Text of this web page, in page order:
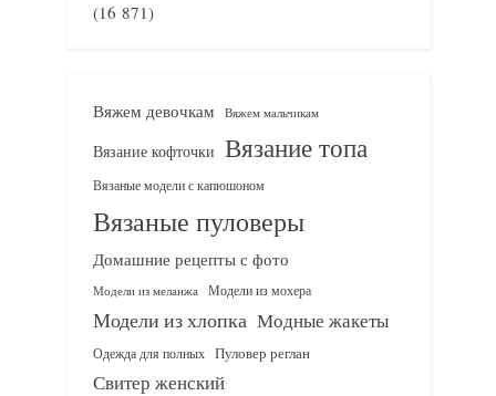
(16 871)
Вяжем девочкам Вяжем мальчикам
Вязание кофточки Вязание топа
Вязаные модели с капюшоном
Вязаные пуловеры
Домашние рецепты с фото
Модели из меланжа Модели из мохера
Модели из хлопка Модные жакеты
Одежда для полных Пуловер реглан
Свитер женский